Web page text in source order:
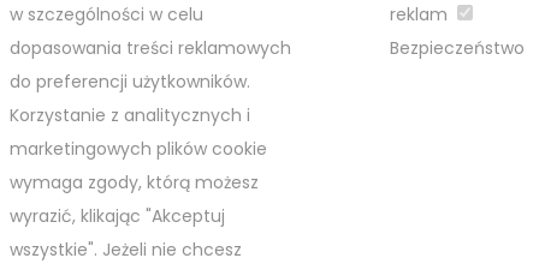
w szczególności w celu
dopasowania treści reklamowych
do preferencji użytkowników.
Korzystanie z analitycznych i
marketingowych plików cookie
wymaga zgody, którą możesz
wyrazić, klikając "Akceptuj
wszystkie". Jeżeli nie chcesz
reklam
Bezpieczeństwo